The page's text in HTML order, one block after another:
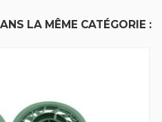
LA MÊME CATÉGORIE :